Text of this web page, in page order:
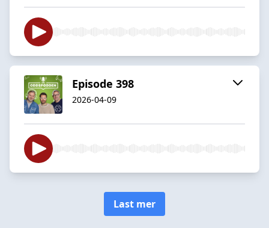
Episode 398
2026-04-09
Last mer